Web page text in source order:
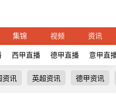
集锦 视频 资讯
西甲直播 德甲直播 意甲直
资讯 英超资讯 德甲资讯